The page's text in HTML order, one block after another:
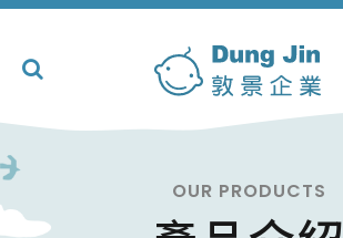
OUR PRODUCTS